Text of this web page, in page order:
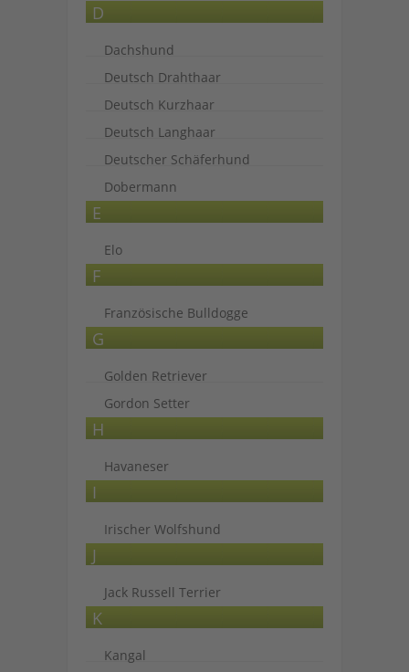
D
Dachshund
Deutsch Drahthaar
Deutsch Kurzhaar
Deutsch Langhaar
Deutscher Schäferhund
Dobermann
E
Elo
F
Französische Bulldogge
G
Golden Retriever
Gordon Setter
H
Havaneser
I
Irischer Wolfshund
J
Jack Russell Terrier
K
Kangal